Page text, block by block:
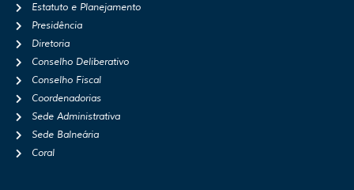
r
Estatuto e Planejamento
Presidência
Diretoria
Conselho Deliberativo
Conselho Fiscal
Coordenadorias
Sede Administrativa
Sede Balneária
Coral